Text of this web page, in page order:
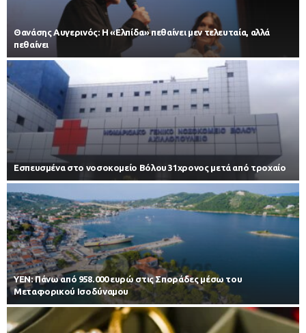
Θανάσης Αυγερινός: Η «Ελπίδα» πεθαίνει μεν τελευταία, αλλά
πεθαίνει
Εσπευσμένα στο νοσοκομείο Βόλου 31χρονος μετά από τροχαίο
ΥΕΝ: Πάνω από 958.000 ευρώ στις Σποράδες μέσω του
Μεταφορικού Ισοδύναμου